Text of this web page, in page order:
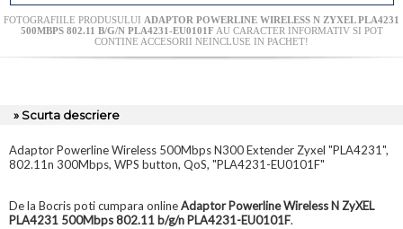
FOTOGRAFIILE PRODUSULUI ADAPTOR POWERLINE WIRELESS N ZYXEL PLA4231
500MBPS 802.11 B/G/N PLA4231-EU0101F AU CARACTER INFORMATIV SI POT
CONTINE ACCESORII NEINCLUSE IN PACHET!
» Scurta descriere
Adaptor Powerline Wireless 500Mbps N300 Extender Zyxel "PLA4231",
802.11n 300Mbps, WPS button, QoS, "PLA4231-EU0101F"
De la Bocris poti cumpara onlineAdaptor Powerline Wireless N ZyXEL
PLA4231 500Mbps 802.11 b/g/n PLA4231-EU0101F.